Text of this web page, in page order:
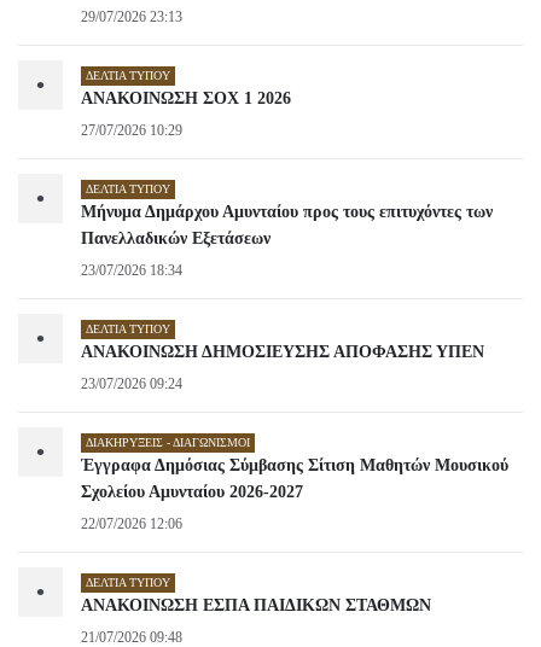
29/07/2026 23:13
• ΔΕΛΤΊΑ ΤΎΠΟΥ
ΑΝΑΚΟΙΝΩΣΗ ΣΟΧ 1 2026
27/07/2026 10:29
• ΔΕΛΤΊΑ ΤΎΠΟΥ
Μήνυμα Δημάρχου Αμυνταίου προς τους επιτυχόντες των
Πανελλαδικών Εξετάσεων
23/07/2026 18:34
• ΔΕΛΤΊΑ ΤΎΠΟΥ
ΑΝΑΚΟΙΝΩΣΗ ΔΗΜΟΣΙΕΥΣΗΣ ΑΠΟΦΑΣΗΣ ΥΠΕΝ
23/07/2026 09:24
• ΔΙΑΚΗΡΎΞΕΙΣ - ΔΙΑΓΩΝΙΣΜΟΊ
Έγγραφα Δημόσιας Σύμβασης Σίτιση Μαθητών Μουσικού
Σχολείου Αμυνταίου 2026-2027
22/07/2026 12:06
• ΔΕΛΤΊΑ ΤΎΠΟΥ
ΑΝΑΚΟΙΝΩΣΗ ΕΣΠΑ ΠΑΙΔΙΚΩΝ ΣΤΑΘΜΩΝ
21/07/2026 09:48